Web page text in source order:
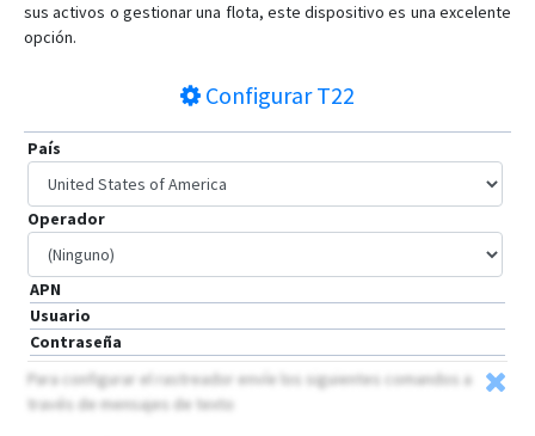
sus activos o gestionar una flota, este dispositivo es una excelente
opción.
ConfigurarT22
País
Operador
APN
Usuario
Contraseña
Para configurar el rastreador envíe los siguientes comandos a
través de mensajes de texto